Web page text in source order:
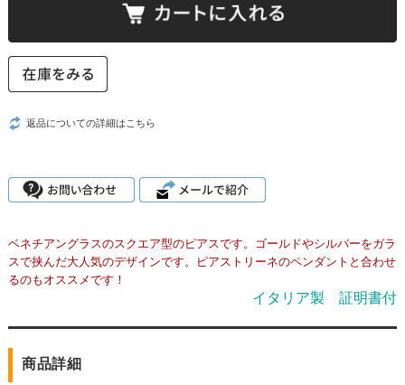
返品についての詳細はこちら
ベネチアングラスのスクエア型のピアスです。ゴールドやシルバーをガラ
スで挟んだ大人気のデザインです。ピアストリーネのペンダントと合わせ
るのもオススメです！
イタリア製 証明書付
商品詳細